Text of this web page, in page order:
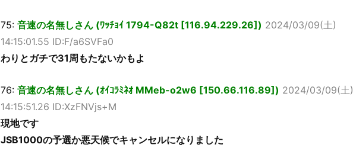
75: 音速の名無しさん (ﾜｯﾁｮｲ 1794-Q82t [116.94.229.26]) 2024/03/09(土)
14:15:01.55 ID:F/a6SVFa0
わりとガチで31周もたないかもよ
76: 音速の名無しさん (ｵｲｺﾗﾐﾈｵ MMeb-o2w6 [150.66.116.89]) 2024/03/09(土)
14:15:51.26 ID:XzFNVjs+M
現地です
JSB1000の予選か悪天候でキャンセルになりました